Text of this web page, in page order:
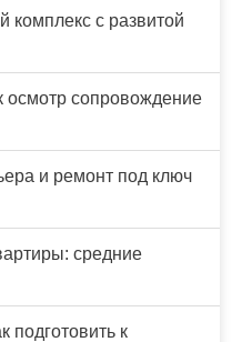
комплекс с развитой
осмотр сопровождение
и ремонт под ключ
средние
подготовить к